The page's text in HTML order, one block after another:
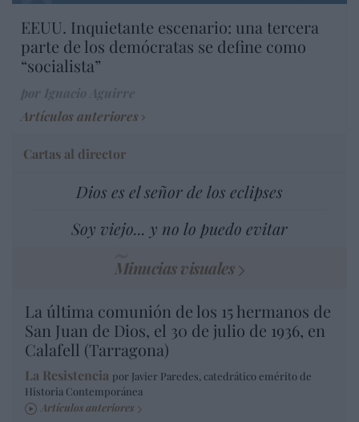
EEUU. Inquietante escenario: una tercera
parte de los demócratas se define como
“socialista”
Artículos anteriores
Cartas al director
Dios es el señor de los eclipses
Soy viejo... y no lo puedo evitar
Minucias visuales
La última comunión de los 15 hermanos de
San Juan de Dios, el 30 de julio de 1936, en
Calafell (Tarragona)
La Resistencia por Javier Paredes, catedrático emérito de
Historia Contemporánea
Artículos anteriores